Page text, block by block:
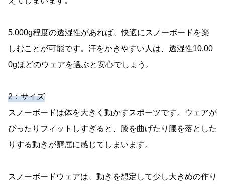
5,000g程度の透湿性があれば、快適にスノーボードを楽
しむことが可能です。汗をかきやすい人は、透湿性10,00
0gほどのウェアを選ぶと安心でしょう。
2：サイズ
スノーボードは体を大きく動かすスポーツです。ウェアが
ぴったりフィットしすぎると、膝を曲げたり腰を落とした
りする動きが窮屈に感じてしまいます。
スノーボードウェアは、動きを想定して少し大きめの作り